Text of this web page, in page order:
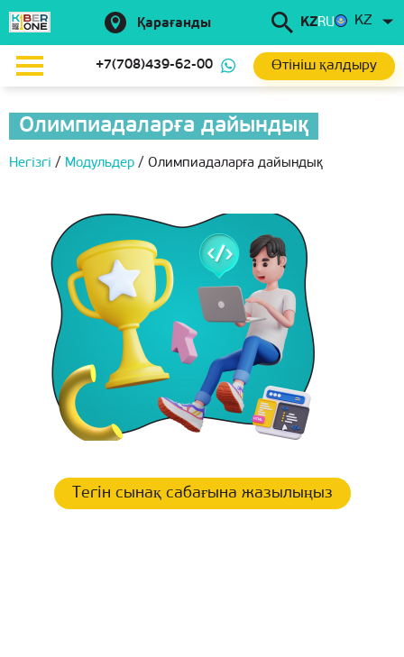
Қарағанды KZRU KZ
+7(708)439-62-00 Өтініш қалдыру
Олимпиадаларға дайындық
Негізгі / Модульдер / Олимпиадаларға дайындық
Тегін сынақ сабағына жазылыңыз